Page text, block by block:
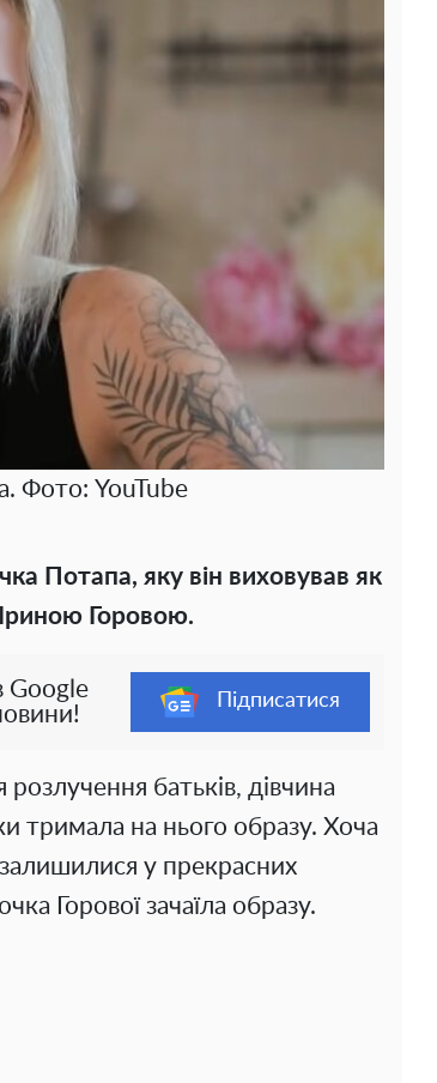
Фото: YouTube
Потапа, яку він виховував як
Горовою.
Google
Підписатися
розлучення батьків, дівчина
тримала на нього образу. Хоча
у прекрасних
Горової зачаїла образу.